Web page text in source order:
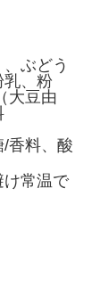
ぶどう
、粉
大豆由
香料、酸
け常温で